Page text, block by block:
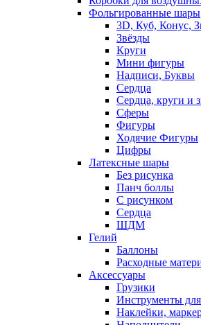
Фольгированные шары
3D, Куб, Конус,
Звёзды
Круги
Мини фигуры
Надписи, Буквы
Сердца
Сердца, круги и
Сферы
Фигуры
Ходячие Фигуры
Цифры
Латексные шары
Без рисунка
Панч боллы
С рисунком
Сердца
ШДМ
Гелий
Баллоны
Расходные
Аксессуары
Грузики
Инструменты
Наклейки,